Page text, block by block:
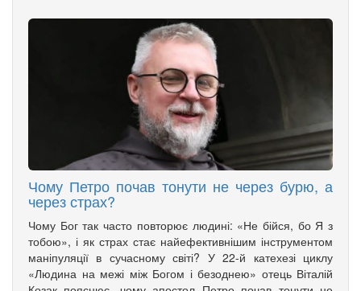
Чому Петро почав тонути не через бурю, а
через страх?
Чому Бог так часто повторює людині: «Не бійся, бо Я з
тобою», і як страх стає найефективнішим інструментом
маніпуляції в сучасному світі? У 22-й катехезі циклу
«Людина на межі між Богом і безоднею» отець Віталій